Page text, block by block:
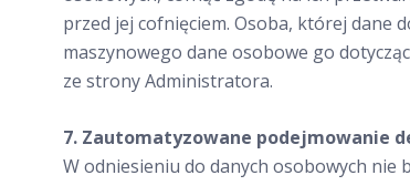
przed jej cofnięciem. Osoba, której dane
maszynowego dane osobowe go
ze strony Administratora.
7. Zautomatyzowane podejmowanie
W odniesieniu do danych osobowych nie